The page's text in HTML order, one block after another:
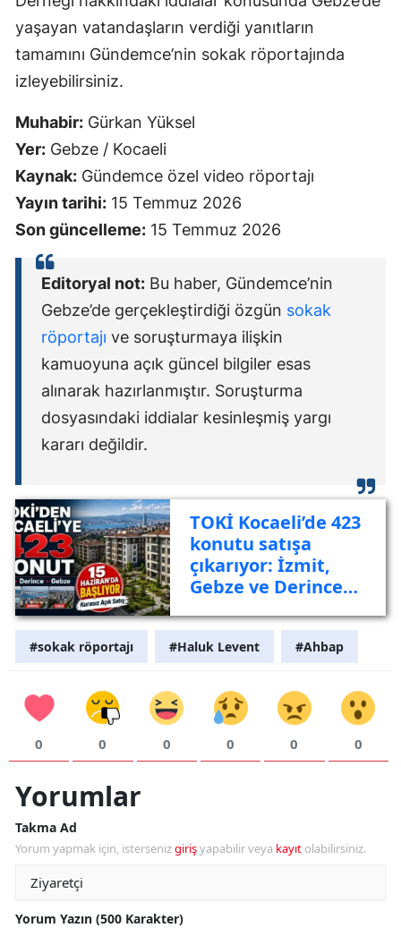
yaşayan vatandaşların verdiği yanıtların
tamamını Gündemce’nin sokak röportajında
izleyebilirsiniz.
Muhabir: Gürkan Yüksel
Yer: Gebze / Kocaeli
Kaynak: Gündemce özel video röportajı
Yayın tarihi: 15 Temmuz 2026
Son güncelleme: 15 Temmuz 2026
Editoryal not: Bu haber, Gündemce’nin
Gebze’de gerçekleştirdiği özgün sokak
röportajı ve soruşturmaya ilişkin
kamuoyuna açık güncel bilgiler esas
alınarak hazırlanmıştır. Soruşturma
dosyasındaki iddialar kesinleşmiş yargı
kararı değildir.
TOKİ Kocaeli’de 423
konutu satışa
çıkarıyor: İzmit,
Gebze ve Derince
#sokak röportajı #Haluk Levent #Ahbap
0 0 0 0 0 0
Yorumlar
Takma Ad
Yorum yapmak için, istersenizgirişyapabilir veya kayıt olabilirsiniz.
Yorum Yazın (500 Karakter)